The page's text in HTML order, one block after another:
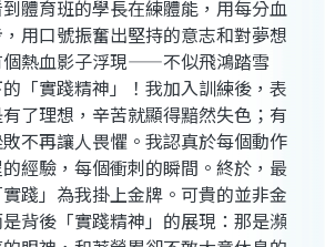
體育班的學長在練體能，用每分血
用口號振奮出堅持的意志和對夢想
個熱血影子浮現——不似飛鴻踏雪
「實踐精神」！我加入訓練後，表
了理想，辛苦就顯得黯然失色；有
不再讓人畏懼。我認真於每個動作
經驗，每個衝刺的瞬間。終於，最
踐」為我掛上金牌。可貴的並非金
背後「實踐精神」的展現：那是瀕